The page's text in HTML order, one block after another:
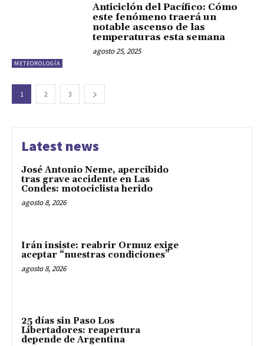
METEOROLOGÍA
Anticiclón del Pacífico: Cómo
este fenómeno traerá un
notable ascenso de las
temperaturas esta semana
agosto 25, 2025
1 2 3
Latest news
José Antonio Neme, apercibido
tras grave accidente en Las
Condes: motociclista herido
agosto 8, 2026
Irán insiste: reabrir Ormuz exige
aceptar “nuestras condiciones”
agosto 8, 2026
25 días sin Paso Los
Libertadores: reapertura
depende de Argentina